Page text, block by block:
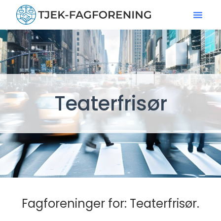
Teaterfrisør
Fagforeninger for: Teaterfrisør.